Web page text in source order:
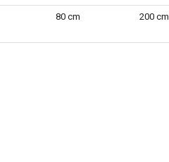
80 cm 200 cm